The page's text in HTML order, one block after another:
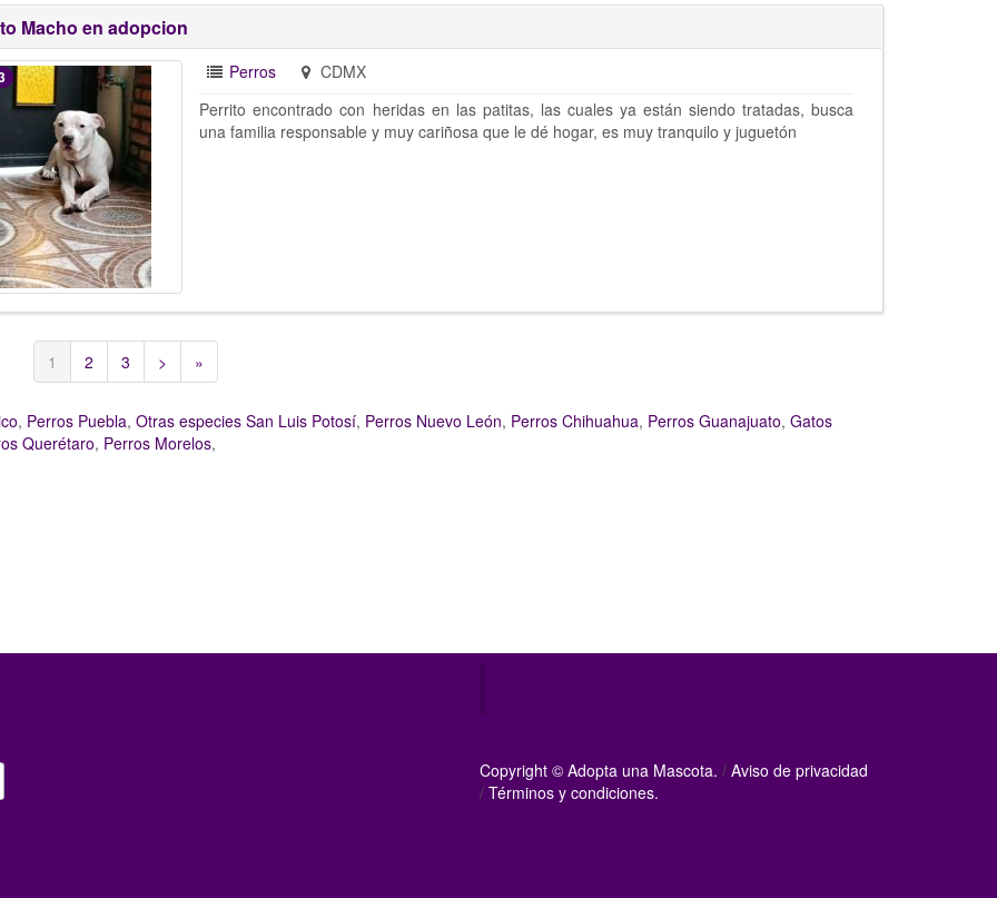
Macho en adopcion
Perros
CDMX
Perrito encontrado con heridas en las patitas, las cuales ya están siendo tratadas, busca
una familia responsable y muy cariñosa que le dé hogar, es muy tranquilo y juguetón
1 2 3 > »
, Perros Puebla, Otras especies San Luis Potosí, Perros Nuevo León, Perros Chihuahua, Perros Guanajuato, Gatos
Querétaro, Perros Morelos,
Copyright © Adopta una Mascota. / Aviso de privacidad
/ Términos y condiciones.